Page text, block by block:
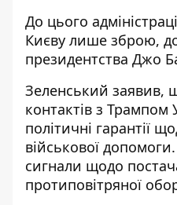
До цього
Києву лише зброю,
президентства Джо
Зеленський заявив,
контактів з Трампом
політичні гарантії
військової
сигнали щодо
протиповітряної